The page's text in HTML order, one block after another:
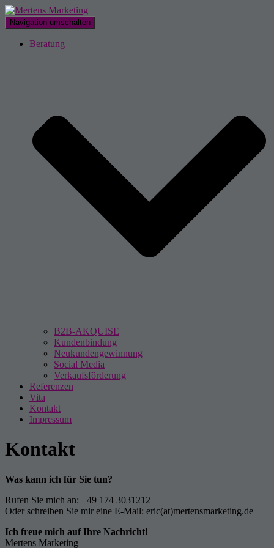
Navigation umschalten
Beratung
B2B-AKQUISE
Kundenbindung
Neukundengewinnung
Social Media
Verkaufsförderung
Referenzen
Vita
Kontakt
Impressum
Kontakt
Was kann ich für Sie tun?
Rufen Sie mich an: +49 174 3031212
Oder schreiben Sie mir eine E-Mail: eric(at)mertensmarketing.de
Ich freue mich auf Ihre Nachricht!
Mertens Marketing